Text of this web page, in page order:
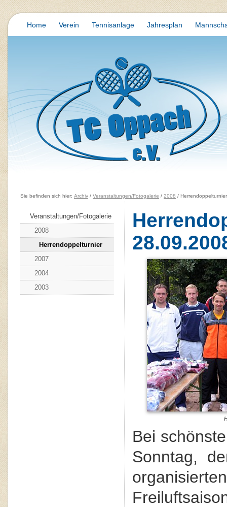
Home Verein Tennisanlage Jahresplan
Sie befinden sich hier: Archiv / Veranstaltungen/Fotogalerie / 2008 / Herrendoppelturnier
Veranstaltungen/Fotogalerie
2008
Herrendoppelturnier
2007
2004
2003
Bei
Sonntag,